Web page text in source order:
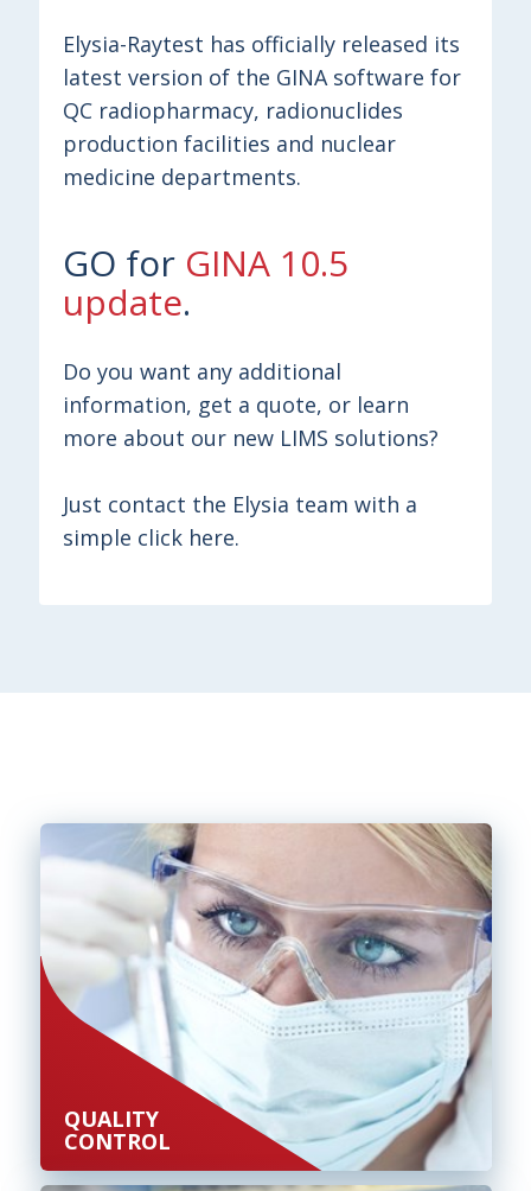
Elysia-Raytest has officially released its
latest version of the GINA software for
QC radiopharmacy, radionuclides
production facilities and nuclear
medicine departments.
GO for GINA 10.5
update.
Do you want any additional
information, get a quote, or learn
more about our new LIMS solutions?
Just contact the Elysia team with a
simple click here.
QUALITY
CONTROL